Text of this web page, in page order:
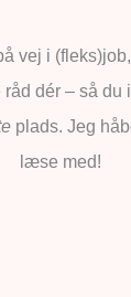
vej i
dér – så du
plads. Jeg
læse med!